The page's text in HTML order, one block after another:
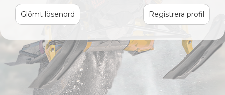
Glömt lösenord Registrera profil